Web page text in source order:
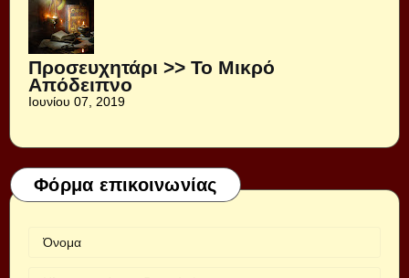
Προσευχητάρι >> Το Μικρό
Απόδειπνο
Ιουνίου 07, 2019
Φόρμα επικοινωνίας